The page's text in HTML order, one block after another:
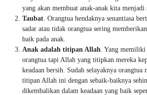
yang akan membuat anak-anak kita menjadi
Taubat . Orangtua hendaknya senantiasa
sadar atau tidak orangtua sering
baik pada anak.
Anak adalah titipan Allah . Yang
orangtua tapi Allah yang titipkan mereka
keadaan bersih. Sudah selayaknya orangtua
titipan Allah ini dengan sebaik-baiknya
dikembalikan dalam keadaan yang baik